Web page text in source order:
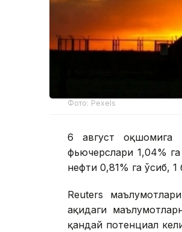
Фото: Pexels
6 август оқшомига
фьючерслари 1,04%
нефти 0,81% га ўсиб,
Reuters
ҳақидаги
қандай потенциал